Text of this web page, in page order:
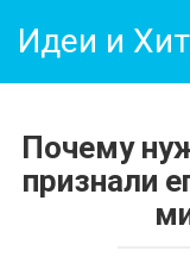
контенту
Идеи и
Почему
признали